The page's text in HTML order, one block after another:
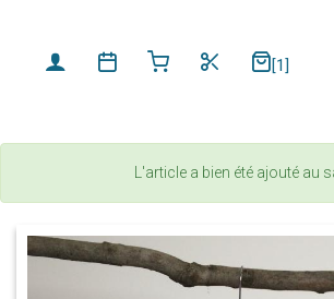
[1]
L'article a bien été ajouté au